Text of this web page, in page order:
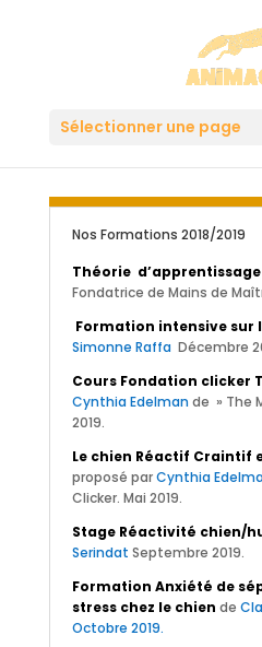
Sélectionner une page
Nos Formations 2018/2019
Théorie d’apprentissage
Fondatrice de Mains de
Formation intensive sur
Simonne Raffa Décembre
Cours Fondation clicker
Cynthia Edelman de » The
2019.
Le chien Réactif Craintif
proposé parCynthia
Clicker. Mai 2019.
Stage Réactivité chien/
Serindat Septembre 2019.
Formation Anxiété de
stress chez le chien de
Octobre 2019.